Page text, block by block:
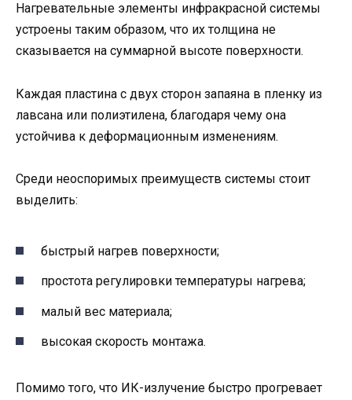
Нагревательные элементы инфракрасной системы
устроены таким образом, что их толщина не
сказывается на суммарной высоте поверхности.
Каждая пластина с двух сторон запаяна в пленку из
лавсана или полиэтилена, благодаря чему она
устойчива к деформационным изменениям.
Среди неоспоримых преимуществ системы стоит
выделить:
быстрый нагрев поверхности;
простота регулировки температуры нагрева;
малый вес материала;
высокая скорость монтажа.
Помимо того, что ИК-излучение быстро прогревает